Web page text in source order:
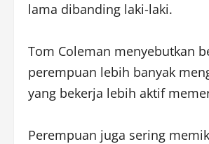
lama dibanding laki-laki.
Tom Coleman menyebutkan
perempuan lebih banyak
yang bekerja lebih aktif
Perempuan juga sering